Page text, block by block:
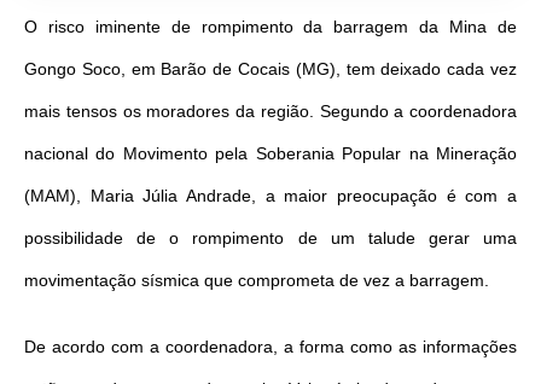
O risco iminente de rompimento da barragem da Mina de
Gongo Soco, em Barão de Cocais (MG), tem deixado cada vez
mais tensos os moradores da região. Segundo a coordenadora
nacional do Movimento pela Soberania Popular na Mineração
(MAM), Maria Júlia Andrade, a maior preocupação é com a
possibilidade de o rompimento de um talude gerar uma
movimentação sísmica que comprometa de vez a barragem.
De acordo com a coordenadora, a forma como as informações